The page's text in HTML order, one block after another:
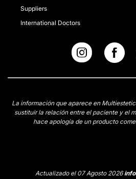
Suppliers
International Doctors
La información que aparece en
sustituir la relación entre el paciente y el
hace apología de un producto
Actualizado el 07 Agosto 2026